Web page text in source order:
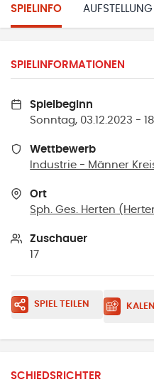
SPIELINFO AUFSTELLUNG
SPIELINFORMATIONEN
Spielbeginn
Sonntag, 03.12.2023 -
Wettbewerb
Industrie - Männer
Ort
Sph. Ges. Herten (
Zuschauer
17
SPIEL TEILEN
SCHIEDSRICHTER